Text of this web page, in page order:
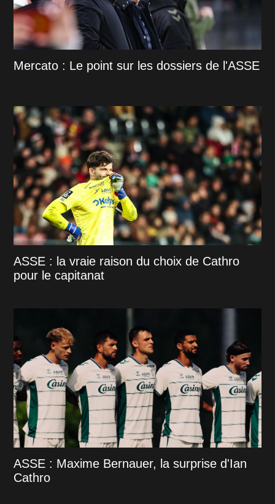
Mercato : Le point sur les dossiers de l'ASSE
ASSE : la vraie raison du choix de Cathro
pour le capitanat
ASSE : Maxime Bernauer, la surprise d'Ian
Cathro